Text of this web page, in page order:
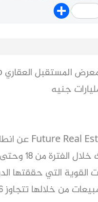
Share
خلالها تتجاوز 6 مليارات جنيه.